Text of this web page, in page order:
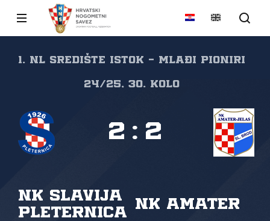
1. NL Središte Istok - Mlađi pioniri
24/25, 30. kolo
NK Slavija
Pleternica
NK Amater
2 : 2